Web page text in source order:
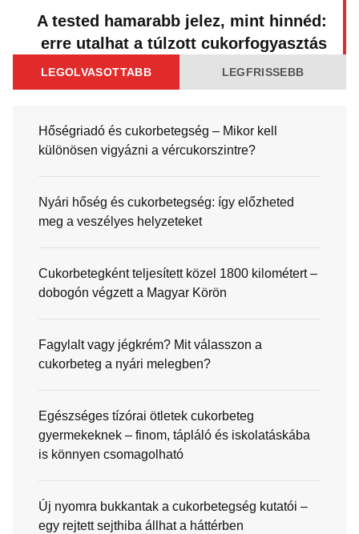
A tested hamarabb jelez, mint hinnéd:
erre utalhat a túlzott cukorfogyasztás
LEGOLVASOTTABB LEGFRISSEBB
Hőségriadó és cukorbetegség – Mikor kell
különösen vigyázni a vércukorszintre?
Nyári hőség és cukorbetegség: így előzheted
meg a veszélyes helyzeteket
Cukorbetegként teljesített közel 1800 kilométert –
dobogón végzett a Magyar Körön
Fagylalt vagy jégkrém? Mit válasszon a
cukorbeteg a nyári melegben?
Egészséges tízórai ötletek cukorbeteg
gyermekeknek – finom, tápláló és iskolatáskába
is könnyen csomagolható
Új nyomra bukkantak a cukorbetegség kutatói –
egy rejtett sejthiba állhat a háttérben